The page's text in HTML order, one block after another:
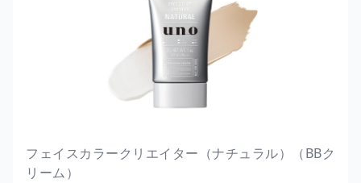
フェイスカラークリエイター（ナチュラル）（BBク
リーム）